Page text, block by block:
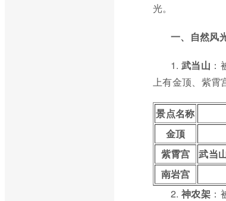
光。
一、自然风
1. 武当山
上有金顶、紫霄
景点名称
金顶
紫霄宫
武当
南岩宫
2. 神农架